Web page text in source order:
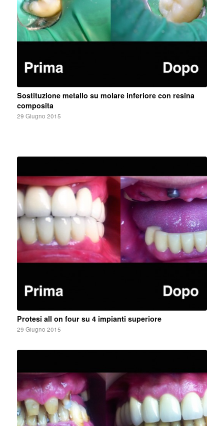
Sostituzione metallo su molare inferiore con resina
composita
29 Giugno 2015
Protesi all on four su 4 impianti superiore
29 Giugno 2015